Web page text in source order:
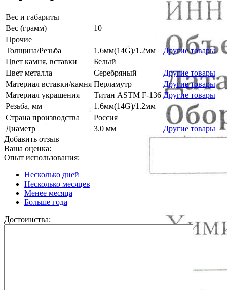
Вес и габариты
Вес (грамм)
10
Прочие
Толщина/Резьба
1.6мм(14G)/1.2мм
Другие товары
Цвет камня, вставки
Белый
Цвет металла
Серебряный
Другие товары
Материал вставки/камня Перламутр
Другие товары
Материал украшения
Титан ASTM F-136 Другие товары
Резьба, мм
1.6мм(14G)/1.2мм
Страна производства
Россия
Диаметр
3.0 мм
Другие товары
Добавить отзыв
Ваша оценка:
Опыт использования:
Несколько дней
Несколько месяцев
Менее месяца
Больше года
Достоинства: